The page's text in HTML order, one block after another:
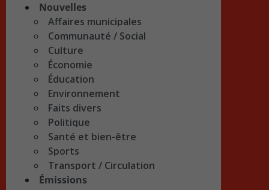
Nouvelles
Affaires municipales
Communauté / Social
Culture
Économie
Éducation
Environnement
Faits divers
Politique
Santé et bien-être
Sports
Transport / Circulation
Émissions